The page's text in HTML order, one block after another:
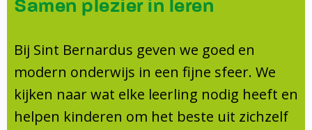
Veiligheidsplan
Onderwijs
Leerlingenraad
Leerlingenzorg
Doorstroomtoets
Jeugdprofessional op school
Centrum Jeugd en Gezin
Het Team
Ouders
TussenSchoolse Opvang (TSO)
Ouderraad (OR)
Medezeggenschapsraad (MR)
Formulieren
Contact
Samen plezier in leren
Bij Sint Bernardus geven we goed en
modern onderwijs in een fijne sfeer. We
kijken naar wat elke leerling nodig heeft en
helpen kinderen om het beste uit zichzelf